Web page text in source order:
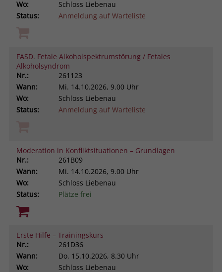
Wo:
Schloss Liebenau
Status:
Anmeldung auf Warteliste
FASD. Fetale Alkoholspektrumstörung / Fetales
Alkoholsyndrom
Nr.:
261123
Wann:
Mi. 14.10.2026, 9.00 Uhr
Wo:
Schloss Liebenau
Status:
Anmeldung auf Warteliste
Moderation in Konfliktsituationen – Grundlagen
Nr.:
261B09
Wann:
Mi. 14.10.2026, 9.00 Uhr
Wo:
Schloss Liebenau
Status:
Plätze frei
Erste Hilfe – Trainingskurs
Nr.:
261D36
Wann:
Do. 15.10.2026, 8.30 Uhr
Wo:
Schloss Liebenau